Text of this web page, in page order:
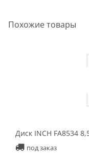
Похожие товары
Диск INCH FA8534
под заказ